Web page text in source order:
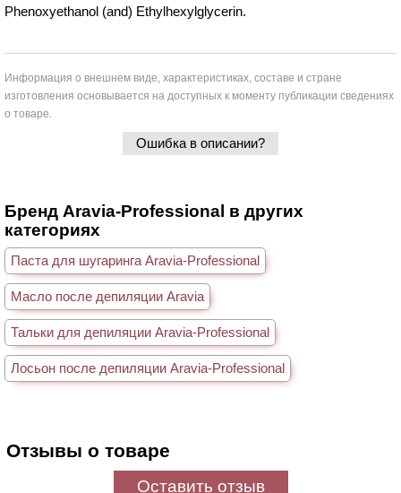
Phenoxyethanol (and) Ethylhexylglycerin.
Информация о внешнем виде, характеристиках, составе и стране
изготовления основывается на доступных к моменту публикации сведениях
о товаре.
Ошибка в описании?
Бренд Aravia-Professional в других
категориях
Паста для шугаринга Aravia-Professional
Масло после депиляции Aravia
Тальки для депиляции Aravia-Professional
Лосьон после депиляции Aravia-Professional
Отзывы о товаре
Оставить отзыв